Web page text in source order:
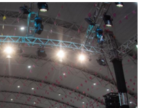
se os transportes de
de verão que ocorre
de turistas nacionais e
de cargas, já que a produção
positivos puxados pelo
Dreveck.
nacional